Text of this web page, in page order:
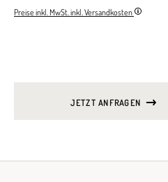
Preise inkl. MwSt. inkl. Versandkosten
JETZT ANFRAGEN